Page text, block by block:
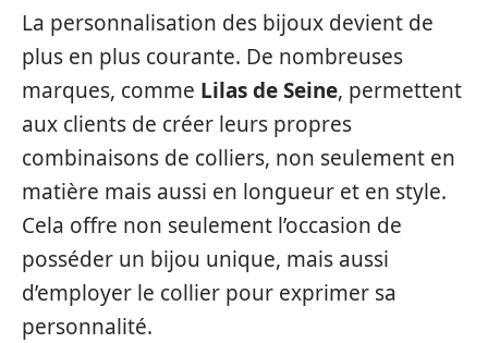
La personnalisation des bijoux devient de
plus en plus courante. De nombreuses
marques, comme Lilas de Seine, permettent
aux clients de créer leurs propres
combinaisons de colliers, non seulement en
matière mais aussi en longueur et en style.
Cela offre non seulement l’occasion de
posséder un bijou unique, mais aussi
d’employer le collier pour exprimer sa
personnalité.